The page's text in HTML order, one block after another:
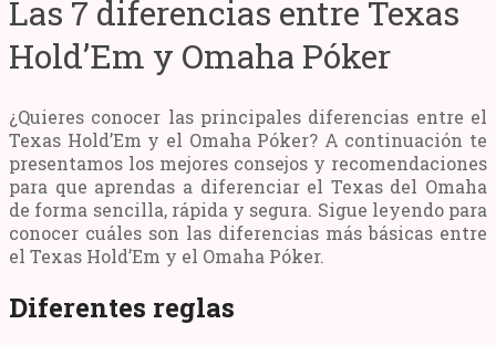
Las 7 diferencias entre Texas
Hold’Em y Omaha Póker
¿Quieres conocer las principales diferencias entre el
Texas Hold’Em y el Omaha Póker? A continuación te
presentamos los mejores consejos y recomendaciones
para que aprendas a diferenciar el Texas del Omaha
de forma sencilla, rápida y segura. Sigue leyendo para
conocer cuáles son las diferencias más básicas entre
el Texas Hold’Em y el Omaha Póker.
Diferentes reglas